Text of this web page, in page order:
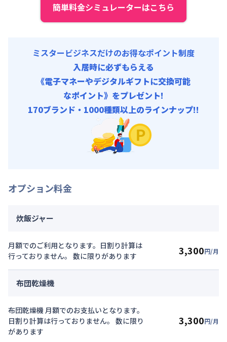
事務手数料 : 10,000円/回 (税抜)
簡単料金シミュレーターはこちら
ミスタービジネスだけのお得なポイント制度
入居時に必ずもらえる
《電子マネーやデジタルギフトに交換可能
なポイント》をプレゼント!
170ブランド・1000種類以上のラインナップ!!
オプション料金
炊飯ジャー
月額でのご利用となります。日割り計算は
行っておりません。 数に限りがあります
3,300円/月
布団乾燥機
布団乾燥機 月額でのお支払いとなります。
日割り計算は行っておりません。 数に限り
があります
3,300円/月